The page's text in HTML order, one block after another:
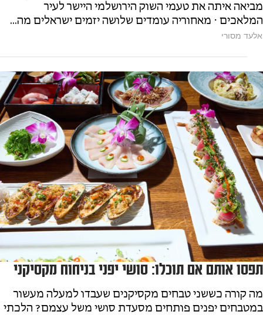
מביאה איתה את טעמי השוק הירושלמי היישר לעיר
המלאכים ⋅ מאחוריה עומדים שלושה יזמים ישראלים מה...
אלעד מסורי
תפסו אותם אם תוכלו: סושי יפני בניחוח מקסיקני
מה קורה כששני טבחים מקסיקנים שעבדו למעלה מעשור
במטבחים יפנים פותחים מסעדת סושי משל עצמם? הלכתי